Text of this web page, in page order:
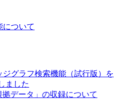
について
ジグラフ検索機能（試行版）を
ました
拠データ」の収録について